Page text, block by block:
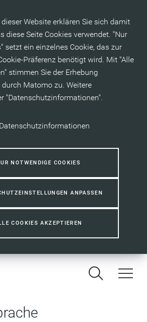
Website erklären Sie sich damit
diese Seite Cookies verwendet. "Nur
setzt ein einzelnes Cookie, das zur
Präferenz benötigt wird. Mit "Alle
stimmen Sie der Erhebung
Matomo zu. Weitere
"Datenschutzinformationen".
Datenschutzinformationen
NOTWENDIGE COOKIES
ANPASSEN
COOKIES AKZEPTIEREN